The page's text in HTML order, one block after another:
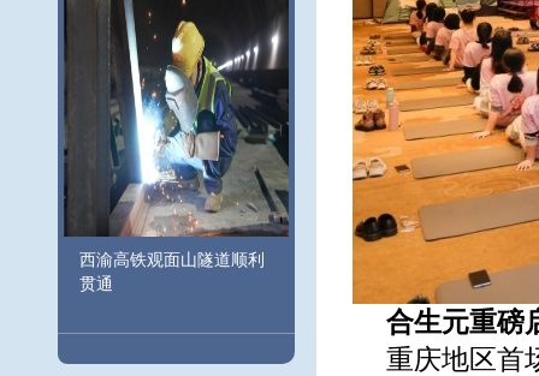
西渝高铁观面山隧道顺利
贯通
合生元重磅
重庆地区首